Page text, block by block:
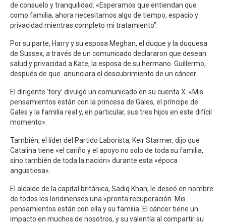
de consuelo y tranquilidad. «Esperamos que entiendan que
como familia, ahora necesitamos algo de tiempo, espacio y
privacidad mientras completo mi tratamiento”.
Por su parte, Harry y su esposa Meghan, el duque y la duquesa
de Sussex, a través de un comunicado declararon que desean
salud y privacidad a Kate, la esposa de su hermano Guillermo,
después de que anunciara el descubrimiento de un cáncer.
El dirigente ‘tory’ divulgó un comunicado en su cuenta X. «Mis
pensamientos están con la princesa de Gales, el príncipe de
Gales y la familia real y, en particular, sus tres hijos en este difícil
momento».
También, el líder del Partido Laborista, Keir Starmer, dijo que
Catalina tiene «el cariño y el apoyo no solo de toda su familia,
sino también de toda la nación» durante esta «época
angustiosa».
El alcalde de la capital británica, Sadiq Khan, le deseó en nombre
de todos los londinenses una «pronta recuperación. Mis
pensamientos están con ella y su familia. El cáncer tiene un
impacto en muchos de nosotros, y su valentía al compartir su